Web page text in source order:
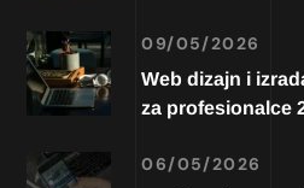
09/05/2026
Web dizajn i
za profesionalce
06/05/2026